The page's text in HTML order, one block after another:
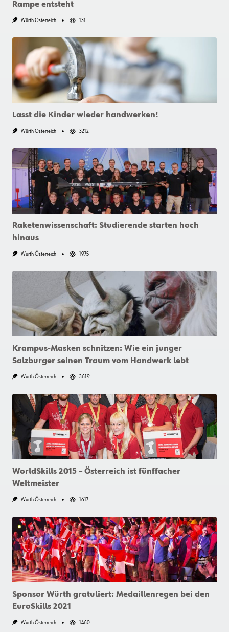
Rampe entsteht
Würth Österreich 131
Lasst die Kinder wieder handwerken!
Würth Österreich 3212
Raketenwissenschaft: Studierende starten hoch
hinaus
Würth Österreich 1975
Krampus-Masken schnitzen: Wie ein junger
Salzburger seinen Traum vom Handwerk lebt
Würth Österreich 3619
WorldSkills 2015 – Österreich ist fünffacher
Weltmeister
Würth Österreich 1617
Sponsor Würth gratuliert: Medaillenregen bei den
EuroSkills 2021
Würth Österreich 1460